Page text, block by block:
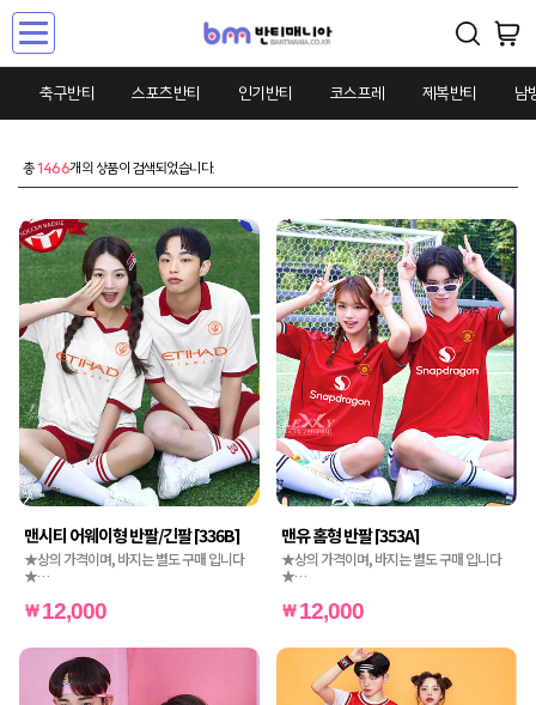
Toggle
navigation
축구반티 스포츠반티 인기반티 코스프레 제복반티 남
총1466개의 상품이 검색되었습니다.
맨시티 어웨이형 반팔/긴팔 [336B]
★상의 가격이며, 바지는 별도 구매 입니다
★
12,000
맨유 홈형 반팔 [353A]
★상의 가격이며, 바지는 별도 구매 입니다
★
12,000